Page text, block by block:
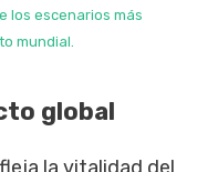
los escenarios más
mundial.
global